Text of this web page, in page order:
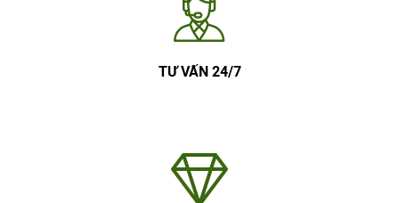
TƯ VẤN 24/7